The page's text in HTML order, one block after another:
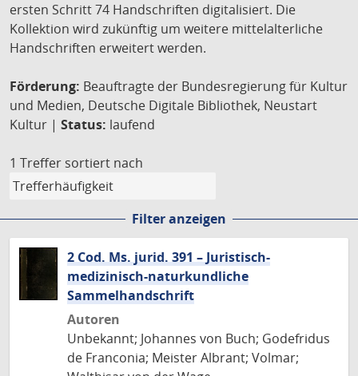
ersten Schritt 74 Handschriften digitalisiert. Die
Kollektion wird zukünftig um weitere mittelalterliche
Handschriften erweitert werden.
Förderung: Beauftragte der Bundesregierung für Kultur
und Medien, Deutsche Digitale Bibliothek, Neustart
Kultur | Status: laufend
1 Treffer sortiert nach
Filter anzeigen
2 Cod. Ms. jurid. 391 – Juristisch-
medizinisch-naturkundliche
Sammelhandschrift
Autoren
Unbekannt; Johannes von Buch; Godefridus
de Franconia; Meister Albrant; Volmar;